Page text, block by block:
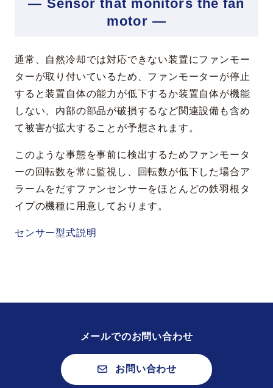
— Sensor that monitors the fan
motor —
通常、自然冷却では対応できない装置にファンモー
ターが取り付いているため、ファンモーターが停止
すると装置自体の能力が低下するか装置自体が機能
しない、内部の部品が破損するなど関連設備も含め
て被害が拡大することが予想されます。
このような事態を事前に検出するためファンモータ
ーの回転数を常に監視し、回転数が低下した場合ア
ラームをだすファンセンサーをほとんどの鉄羽根タ
イプの機種に用意しております。
センサー型式説明
メールでのお問い合わせ
お問い合わせ